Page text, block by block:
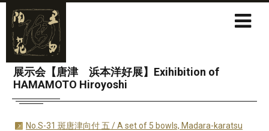
展示会【唐津 浜本洋好展】Exihibition of
HAMAMOTO Hiroyoshi
No.S-31 斑唐津向付 五 / A set of 5 bowls, Madara-karatsu